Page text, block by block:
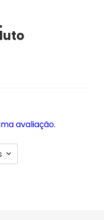
avaliação.